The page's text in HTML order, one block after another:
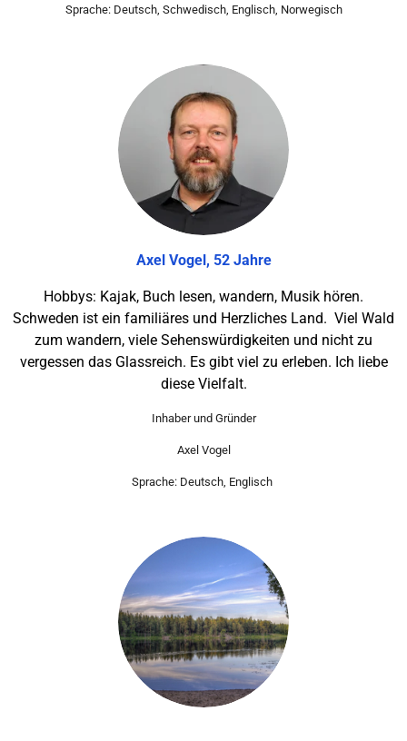
Sprache: Deutsch, Schwedisch, Englisch, Norwegisch
Axel Vogel, 52 Jahre
Hobbys: Kajak, Buch lesen, wandern, Musik hören.
Schweden ist ein familiäres und Herzliches Land. Viel Wald
zum wandern, viele Sehenswürdigkeiten und nicht zu
vergessen das Glassreich. Es gibt viel zu erleben. Ich liebe
diese Vielfalt.
Inhaber und Gründer
Axel Vogel
Sprache: Deutsch, Englisch